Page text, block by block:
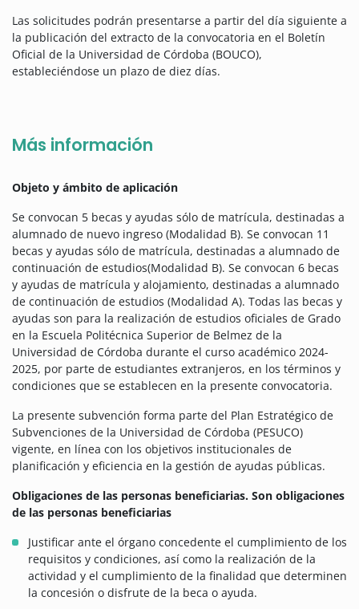
Las solicitudes podrán presentarse a partir del día siguiente a
la publicación del extracto de la convocatoria en el Boletín
Oficial de la Universidad de Córdoba (BOUCO),
estableciéndose un plazo de diez días.
Más información
Objeto y ámbito de aplicación
Se convocan 5 becas y ayudas sólo de matrícula, destinadas a
alumnado de nuevo ingreso (Modalidad B). Se convocan 11
becas y ayudas sólo de matrícula, destinadas a alumnado de
continuación de estudios(Modalidad B). Se convocan 6 becas
y ayudas de matrícula y alojamiento, destinadas a alumnado
de continuación de estudios (Modalidad A). Todas las becas y
ayudas son para la realización de estudios oficiales de Grado
en la Escuela Politécnica Superior de Belmez de la
Universidad de Córdoba durante el curso académico 2024-
2025, por parte de estudiantes extranjeros, en los términos y
condiciones que se establecen en la presente convocatoria.
La presente subvención forma parte del Plan Estratégico de
Subvenciones de la Universidad de Córdoba (PESUCO)
vigente, en línea con los objetivos institucionales de
planificación y eficiencia en la gestión de ayudas públicas.
Obligaciones de las personas beneficiarias. Son obligaciones
de las personas beneficiarias
Justificar ante el órgano concedente el cumplimiento de los
requisitos y condiciones, así como la realización de la
actividad y el cumplimiento de la finalidad que determinen
la concesión o disfrute de la beca o ayuda.